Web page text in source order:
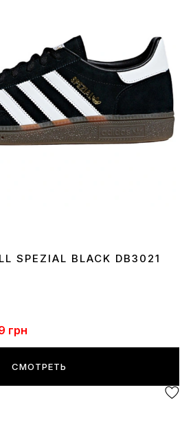
45 SPEZIAL BLACK DB3021
грн
СМОТРЕТЬ